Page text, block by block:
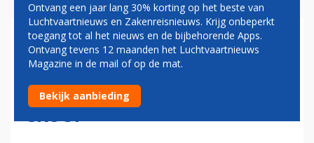
ANJA LEHMANN NIEUWE
GENERAL MANAGER SALES
NEDERLAND BIJ LUFTHANSA
GROUP
Ontvang een jaar lang 30% korting op het beste van
Luchtvaartnieuws en Zakenreisnieuws. Krijg onbeperkt
toegang tot al het nieuws en de bijbehorende Apps.
Ontvang tevens 12 maanden het Luchtvaartnieuws
Magazine in de mail of op de mat.
Bekijk aanbieding